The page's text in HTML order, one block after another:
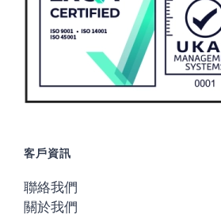
客戶資訊
聯絡我們
關於我們